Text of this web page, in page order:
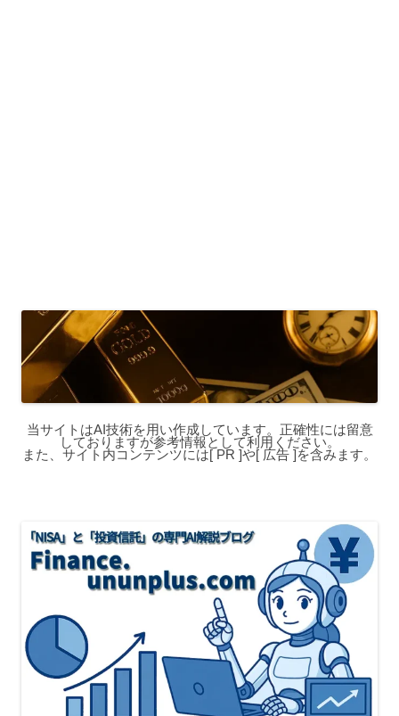
当サイトはAI技術を用い作成しています。正確性には留意
しておりますが参考情報として利用ください。
また、サイト内コンテンツには[ PR ]や[ 広告 ]を含みます。